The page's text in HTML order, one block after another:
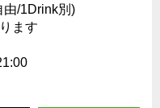
由/1Drink別)
ます